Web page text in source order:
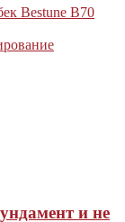
Bestune B70
и не